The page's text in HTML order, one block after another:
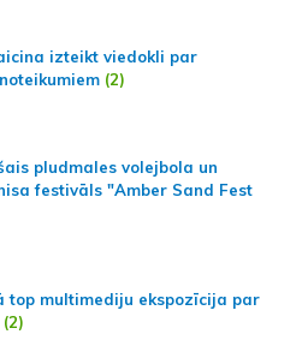
izteikt viedokli par
(2)
pludmales volejbola un
festivāls "Amber Sand Fest
top multimediju ekspozīcija par
(2)